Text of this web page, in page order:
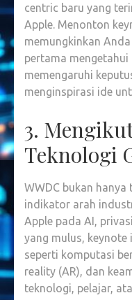
centric baru yang
Apple. Menonton
memungkinkan
pertama
memengaruhi
menginspirasi ide
3.
Teknologi
WWDC bukan
indikator arah
Apple pada AI,
yang mulus,
seperti komputasi
reality (AR), dan
teknologi, pelajar,